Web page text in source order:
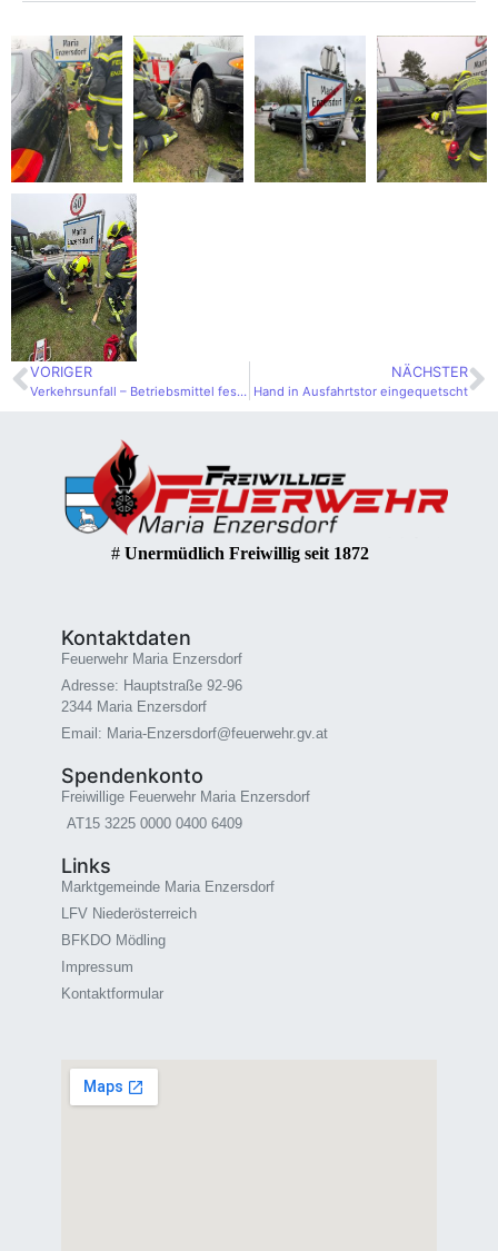
VORIGER
Verkehrsunfall – Betriebsmittel festgestellt
NÄCHSTER
Hand in Ausfahrtstor eingequetscht
# Unermüdlich Freiwillig seit 1872
Kontaktdaten
Feuerwehr Maria Enzersdorf
Adresse: Hauptstraße 92-96
2344 Maria Enzersdorf
Email: Maria-Enzersdorf@feuerwehr.gv.at
Spendenkonto
Freiwillige Feuerwehr Maria Enzersdorf
AT15 3225 0000 0400 6409
Links
Marktgemeinde Maria Enzersdorf
LFV Niederösterreich
BFKDO Mödling
Impressum
Kontaktformular